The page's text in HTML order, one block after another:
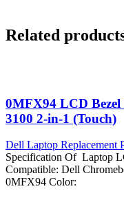
Related
0MFX94 LCD
3100 2-in-1 (Touch)
Dell Laptop Replacement
Specification Of Laptop
Compatible: Dell
0MFX94 Color: